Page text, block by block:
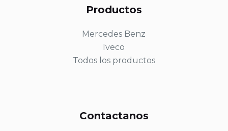
Productos
Mercedes Benz
Iveco
Todos los productos
Contactanos